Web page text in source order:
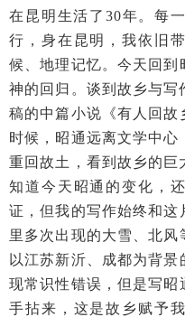
在昆明生活了30年。每
行，身在昆明，我依旧
候、地理记忆。今天回
神的回归。谈到故乡与写
稿的中篇小说《有人回故
时候，昭通远离文学中心
重回故土，看到故乡的巨
知道今天昭通的变化，
证，但我的写作始终和
里多次出现的大雪、北
以江苏新沂、成都为背
现常识性错误，但是写
手拈来，这是故乡赋予